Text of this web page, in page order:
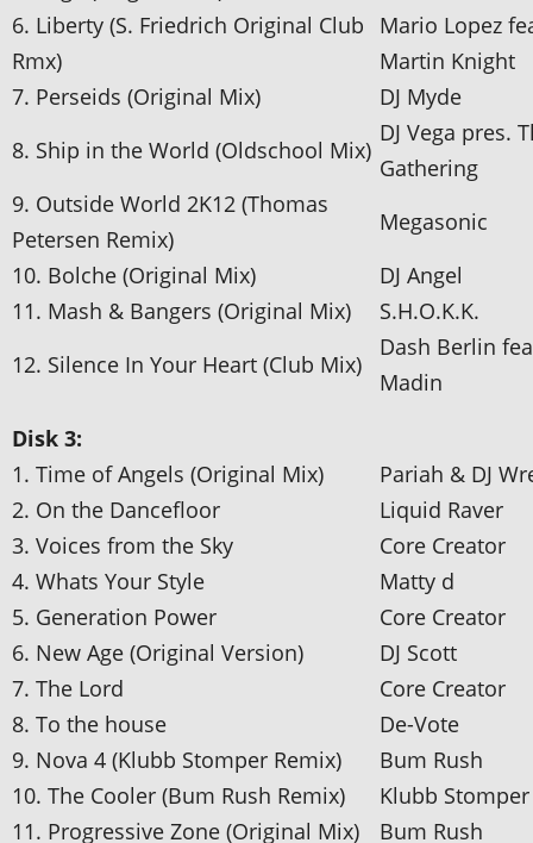
6. Liberty (S. Friedrich Original Club
Rmx)
Mario Lopez
Martin Knight
7. Perseids (Original Mix)
DJ Myde
8. Ship in the World (Oldschool Mix)
DJ Vega pres.
Gathering
9. Outside World 2K12 (Thomas
Petersen Remix)
Megasonic
10. Bolche (Original Mix)
DJ Angel
11. Mash & Bangers (Original Mix)
S.H.O.K.K.
12. Silence In Your Heart (Club Mix)
Dash Berlin
Madin
Disk 3:
1. Time of Angels (Original Mix)
Pariah & DJ
2. On the Dancefloor
Liquid Raver
3. Voices from the Sky
Core Creator
4. Whats Your Style
Matty d
5. Generation Power
Core Creator
6. New Age (Original Version)
DJ Scott
7. The Lord
Core Creator
8. To the house
De-Vote
9. Nova 4 (Klubb Stomper Remix)
Bum Rush
10. The Cooler (Bum Rush Remix)
Klubb Stomper
11. Progressive Zone (Original Mix)
Bum Rush